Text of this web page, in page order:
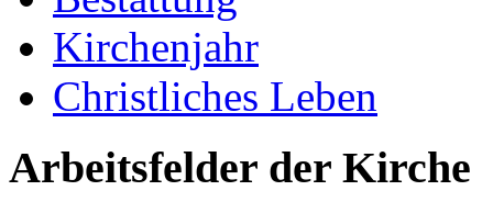
Kirchenjahr
Christliches Leben
Arbeitsfelder der Kirche